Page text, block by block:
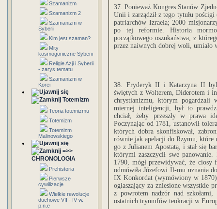
Szamanizm
Szamanizm 2
Szamanizm w
Syberii
Kim jest szaman?
Mity
kosmogoniczne Syberii
Religie Azji i Syberii
- zarys tematu
Szamanizm w
Korei
Totemizm
Teoria totemizmu
Totemizm
Totemizm
Malinowskiego
=>>
CHRONOLOGIA
Prehistoria
Pierwsze
cywilizacje
Wielkie rewolucje
duchowe VII - IV w.
p.n.e
37. Ponieważ Kongres Stanów
Unii i zarządził z tego tytułu
patriarchów Izraela; 2000
po tej reformie. Historia
początkowego oszukaństwa, z
przez naiwnych dobrej woli, umiało
38. Fryderyk II i Katarzyna II byli
świętych z Wolterem, Diderotem i
chrystianizmu, którym pogardzali
miernej inteligencji, był to
chciał, żeby przeszły w prawa
Poczynając od 1781, ustanowił
których dobra skonfiskował,
równie jak apelacji do Rzymu, które
go z Julianem Apostatą, i stał się
którymi zaszczycił swe
1790, mógł przewidywać, że
odmówiła Józefowi Il-mu uznania
IX Konkordat (wymówiony w
ogłaszający za zniesione wszystkie
z powrotem nadzór nad
ostatnich tryumfów teokracji w